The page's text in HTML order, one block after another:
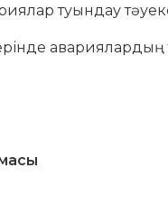
туындау
авариялардың